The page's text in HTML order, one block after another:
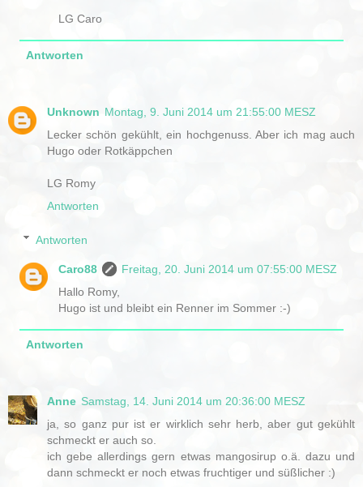
LG Caro
Antworten
Unknown Montag, 9. Juni 2014 um 21:55:00 MESZ
Lecker schön gekühlt, ein hochgenuss. Aber ich mag auch
Hugo oder Rotkäppchen
LG Romy
Antworten
Antworten
Caro88
Freitag, 20. Juni 2014 um 07:55:00 MESZ
Hallo Romy,
Hugo ist und bleibt ein Renner im Sommer :-)
Antworten
Anne Samstag, 14. Juni 2014 um 20:36:00 MESZ
ja, so ganz pur ist er wirklich sehr herb, aber gut gekühlt
schmeckt er auch so.
ich gebe allerdings gern etwas mangosirup o.ä. dazu und
dann schmeckt er noch etwas fruchtiger und süßlicher :)